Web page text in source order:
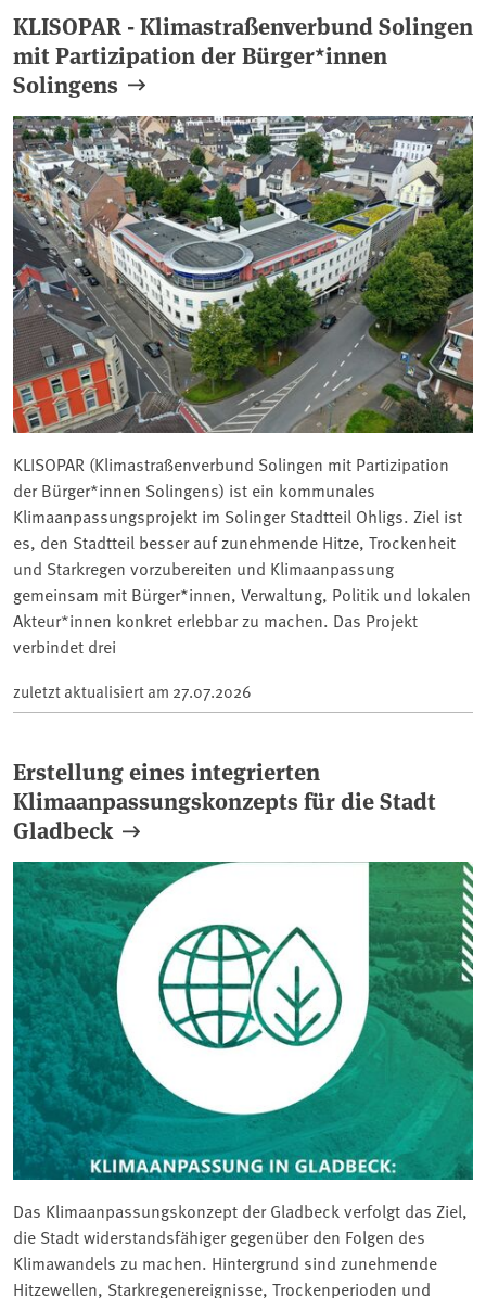
KLISOPAR - Klimastraßenverbund Solingen
mit Partizipation der Bürger*innen
Solingens
KLISOPAR (Klimastraßenverbund Solingen mit Partizipation
der Bürger*innen Solingens) ist ein kommunales
Klimaanpassungsprojekt im Solinger Stadtteil Ohligs. Ziel ist
es, den Stadtteil besser auf zunehmende Hitze, Trockenheit
und Starkregen vorzubereiten und Klimaanpassung
gemeinsam mit Bürger*innen, Verwaltung, Politik und lokalen
Akteur*innen konkret erlebbar zu machen. Das Projekt
verbindet drei
zuletzt aktualisiert am 27.07.2026
Erstellung eines integrierten
Klimaanpassungskonzepts für die Stadt
Gladbeck
Das Klimaanpassungskonzept der Gladbeck verfolgt das Ziel,
die Stadt widerstandsfähiger gegenüber den Folgen des
Klimawandels zu machen. Hintergrund sind zunehmende
Hitzewellen, Starkregenereignisse, Trockenperioden und